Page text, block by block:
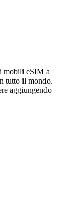
mobili eSIM a
tutto il mondo.
aggiungendo